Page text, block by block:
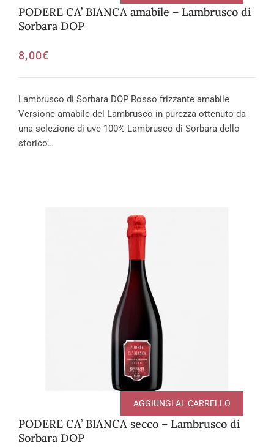
PODERE CA’ BIANCA amabile – Lambrusco di
Sorbara DOP
8,00€
Lambrusco di Sorbara DOP Rosso frizzante amabile
Versione amabile del Lambrusco in purezza ottenuto da
una selezione di uve 100% Lambrusco di Sorbara dello
storico…
PODERE CA’ BIANCA secco – Lambrusco di
Sorbara DOP
AGGIUNGI AL CARRELLO